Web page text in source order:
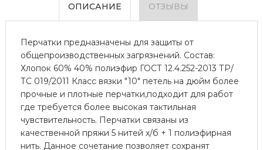
ОПИСАНИЕ ОТЗЫВЫ
Перчатки предназначены для защиты от
общепроизводственных загрязнений. Состав:
Хлопок 60% 40% полиэфир ГОСТ 12.4.252-2013 ТР/
ТС 019/2011 Класс вязки "10" петель на дюйм более
прочные и плотные перчатки,подходит для работ
где требуется более высокая тактильная
чувствительность. Перчатки связаны из
качественной пряжи 5 нитей х/б + 1 полиэфирная
нить. Данное сочетание позволяет сохранят